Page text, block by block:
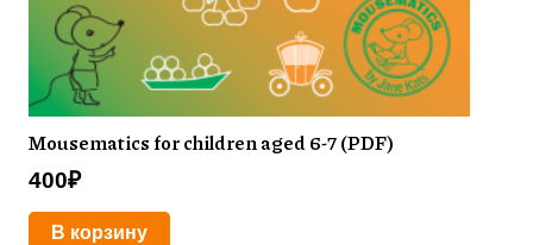
Mousematics for children aged 6-7 (PDF)
400₽
В корзину